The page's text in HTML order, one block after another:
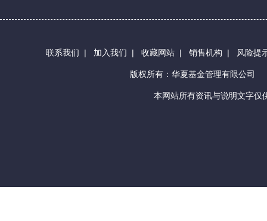
联系我们 | 加入我们 | 收藏网站 | 销售机构 | 风险提
版权所有：华夏基金管理有限公司
本网站所有资讯与说明文字仅